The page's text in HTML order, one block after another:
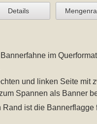
Details
im
und linken Seite
Spannen als Banner
Rand ist die